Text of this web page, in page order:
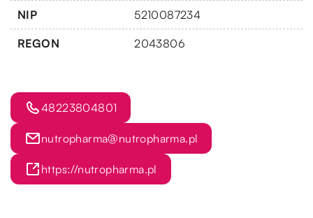
NIP 5210087234
REGON 2043806
48223804801
nutropharma@nutropharma.pl
https://nutropharma.pl